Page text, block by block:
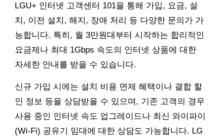
LGU+ 인터넷 고객센터 101을 통해 가입, 요금, 설
치, 이전 설치, 해지, 장애 처리 등 다양한 문의가 가
능합니다. 특히, 월 3만원대부터 시작하는 합리적인
요금제나 최대 1Gbps 속도의 인터넷 상품에 대한
자세한 안내를 받을 수 있습니다.
신규 가입 시에는 설치 비용 면제 혜택이나 결합 할
인 정보 등을 상담받을 수 있으며, 기존 고객의 경우
사용 중인 인터넷 속도 업그레이드나 최신 와이파이
(Wi-Fi) 공유기 임대에 대한 상담도 가능합니다. LG